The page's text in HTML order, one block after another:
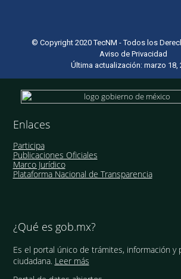
© Copyright 2020 TecNM - Todos los
Aviso de Privacidad
Última actualización: marzo 18,
Enlaces
Participa
Publicaciones Oficiales
Marco Jurídico
Plataforma Nacional de Transparencia
¿Qué es gob.mx?
Es el portal único de trámites, información y
ciudadana. Leer más